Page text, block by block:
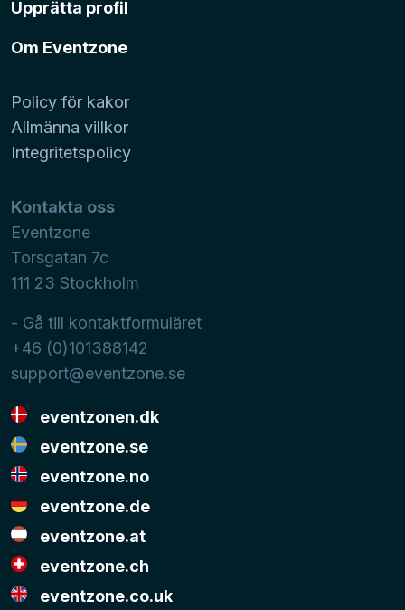
Upprätta profil
Om Eventzone
Policy för kakor
Allmänna villkor
Integritetspolicy
Kontakta oss
Eventzone
Torsgatan 7c
111 23 Stockholm
- Gå till kontaktformuläret
+46 (0)101388142
support@eventzone.se
eventzonen.dk
eventzone.se
eventzone.no
eventzone.de
eventzone.at
eventzone.ch
eventzone.co.uk